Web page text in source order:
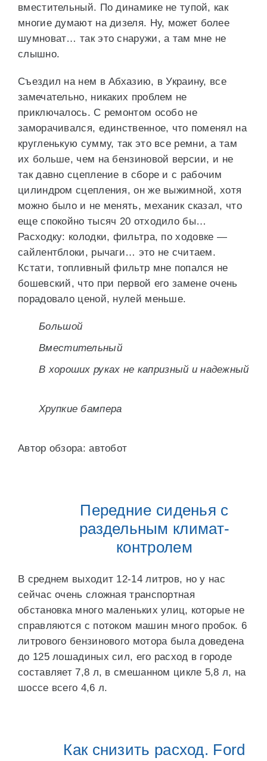
вместительный. По динамике не тупой, как
многие думают на дизеля. Ну, может более
шумноват… так это снаружи, а там мне не
слышно.
Съездил на нем в Абхазию, в Украину, все
замечательно, никаких проблем не
приключалось. С ремонтом особо не
заморачивался, единственное, что поменял на
кругленькую сумму, так это все ремни, а там
их больше, чем на бензиновой версии, и не
так давно сцепление в сборе и с рабочим
цилиндром сцепления, он же выжимной, хотя
можно было и не менять, механик сказал, что
еще спокойно тысяч 20 отходило бы…
Расходку: колодки, фильтра, по ходовке —
сайлентблоки, рычаги… это не считаем.
Кстати, топливный фильтр мне попался не
бошевский, что при первой его замене очень
порадовало ценой, нулей меньше.
Большой
Вместительный
В хороших руках не капризный и надежный
Хрупкие бампера
Автор обзора: автобот
Передние сиденья с
раздельным климат-
контролем
В среднем выходит 12-14 литров, но у нас
сейчас очень сложная транспортная
обстановка много маленьких улиц, которые не
справляются с потоком машин много пробок. 6
литрового бензинового мотора была доведена
до 125 лошадиных сил, его расход в городе
составляет 7,8 л, в смешанном цикле 5,8 л, на
шоссе всего 4,6 л.
Как снизить расход. Ford